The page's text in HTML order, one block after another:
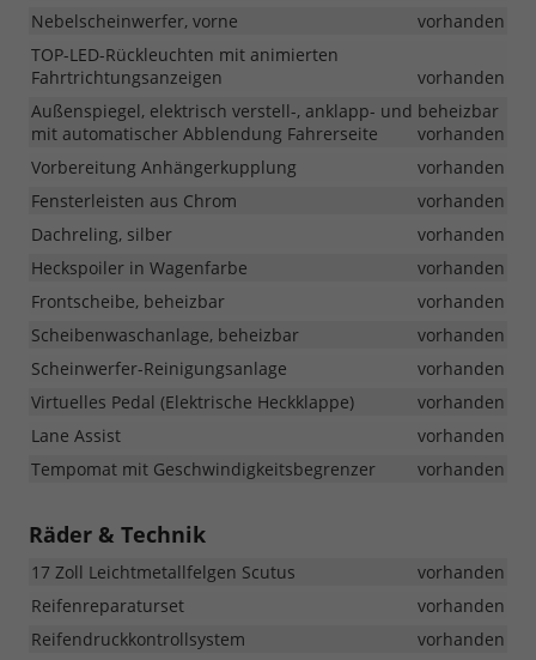
Nebelscheinwerfer, vorne
vorhanden
TOP-LED-Rückleuchten mit animierten
Fahrtrichtungsanzeigen
vorhanden
Außenspiegel, elektrisch verstell-, anklapp- und beheizbar
mit automatischer Abblendung Fahrerseite
vorhanden
Vorbereitung Anhängerkupplung
vorhanden
Fensterleisten aus Chrom
vorhanden
Dachreling, silber
vorhanden
Heckspoiler in Wagenfarbe
vorhanden
Frontscheibe, beheizbar
vorhanden
Scheibenwaschanlage, beheizbar
vorhanden
Scheinwerfer-Reinigungsanlage
vorhanden
Virtuelles Pedal (Elektrische Heckklappe)
vorhanden
Lane Assist
vorhanden
Tempomat mit Geschwindigkeitsbegrenzer
vorhanden
Räder & Technik
17 Zoll Leichtmetallfelgen Scutus
vorhanden
Reifenreparaturset
vorhanden
Reifendruckkontrollsystem
vorhanden